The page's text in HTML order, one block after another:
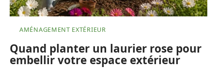
AMÉNAGEMENT EXTÉRIEUR
Quand planter un laurier rose pour
embellir votre espace extérieur